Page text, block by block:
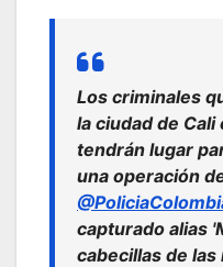
Los criminales
la ciudad de
tendrán lugar
una operación
capturado alias
cabecillas de